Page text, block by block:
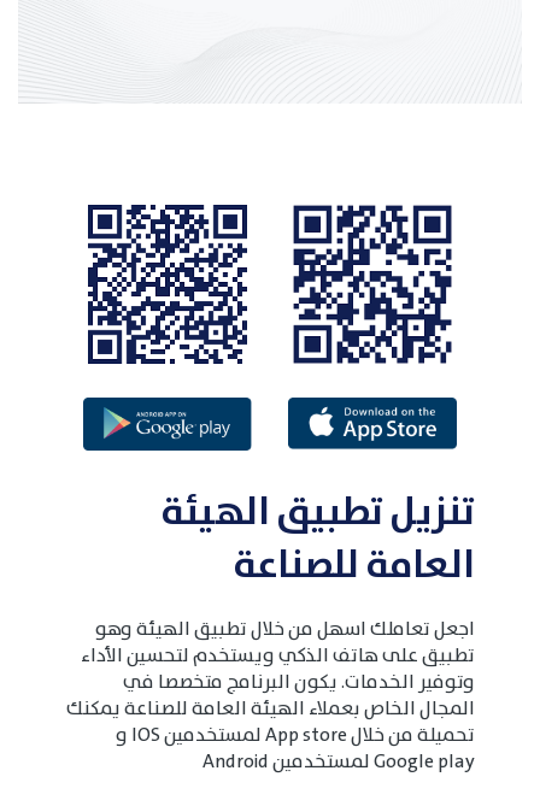
تنزيل تطبيق الهيئة
العامة للصناعة
اجعل تعاملك اسهل من خلال تطبيق الهيئة وهو
تطبيق على هاتف الذكي ويستخدم لتحسين الأداء
وتوفير الخدمات. يكون البرنامج متخصصا في
المجال الخاص بعملاء الهيئة العامة للصناعة يمكنك
تحميلة من خلال App store لمستخدمين IOS و
Google play لمستخدمين Android